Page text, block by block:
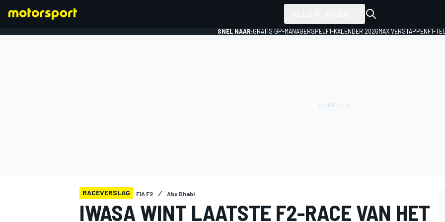
SNEL NAAR:GRATIS GP-MANAGERSPEL F1-KALENDER 2026MAX VERSTAPPENF1-
RACEVERSLAG FIA F2 Abu Dhabi
IWASA WINT LAATSTE F2-RACE VAN HET